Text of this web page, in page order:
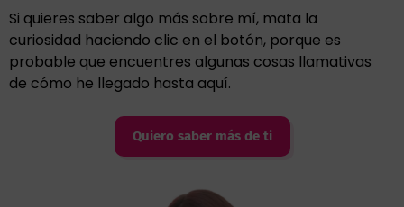
Si quieres saber algo más sobre mí, mata la
curiosidad haciendo clic en el botón, porque es
probable que encuentres algunas cosas llamativas
de cómo he llegado hasta aquí.
Quiero saber más de ti